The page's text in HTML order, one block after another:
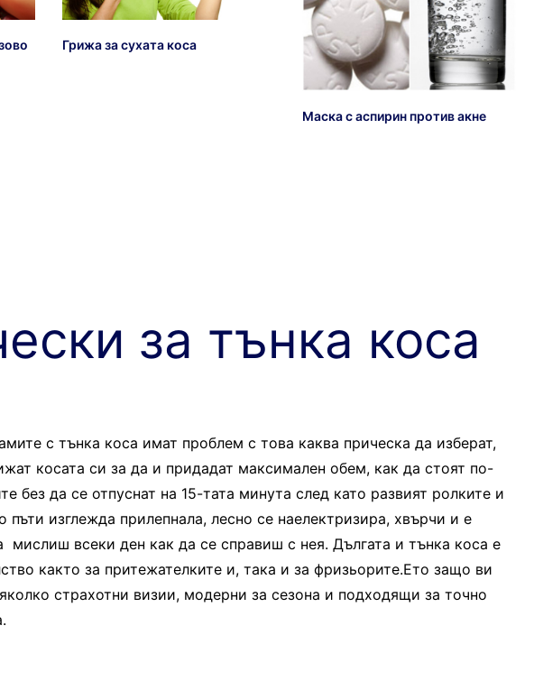
Грижа за сухата коса
Маска с аспирин против акне
за тънка коса
с тънка коса имат проблем с това каква прическа да изберат,
косата си за да и придадат максимален обем, как да стоят по-
без да се отпуснат на 15-тата минута след като развият ролките и
пъти изглежда прилепнала, лесно се наелектризира, хвърчи и е
мислиш всеки ден как да се справиш с нея. Дългата и тънка коса е
както за притежателките и, така и за фризьорите.Ето защо ви
страхотни визии, модерни за сезона и подходящи за точно